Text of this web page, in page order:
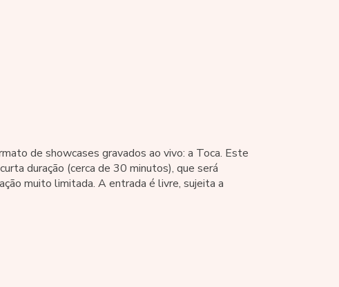
de showcases gravados ao vivo: a Toca. Este
duração (cerca de 30 minutos), que será
muito limitada. A entrada é livre, sujeita a